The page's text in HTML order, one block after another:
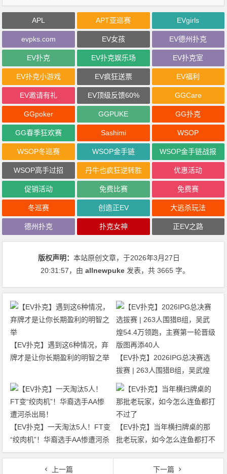
APL APT亚巡赛 EVgirls
evpks.com EV女孩 EV德州扑克
EV扑克 EV扑克娱乐场 EV扑克室
EV扑克小游戏 EV疯狂送票 EV福利
EV邀请有礼 EV顶级反馈60% GGCare
GGpoker GGPUKE GG扑克
GG春季狂欢赛 Sashimi WSOP
WSOP冬巡赛 WSOP金手链 WSOP金手链战报
WSOP高手过招 丹牛也疯狂逆转胜 优惠活动
促销活动 免费比赛 免费赛
冬巡赛 创造正EV 大逃杀玩法
德州扑克 扑克女神 正EV之路
版权声明：本站原创文章，于2026年3月27日
20:31:57，由allnewpuke 发表，共 3665 字。
【EV扑克】遇到这6种情况，弃
牌才是让你长期盈利的明智之举
【EV扑克】2026IPG总决赛选
拔赛 | 263人围猎B组，吴武煌
54.4万领跑，主赛第一轮晋级版
【EV扑克】一天淘汰5人！FT变
“绞肉机”！华裔选手AA惨遭河杀
出局！
【EV扑克】当年横扫牌桌的那
批老玩家，如今怎么连鱼都打不
过了
上一篇 下一篇